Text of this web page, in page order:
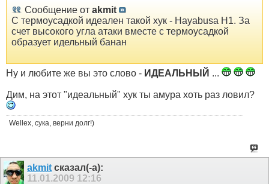
Сообщение от akmit
C термоусадкой идеален такой хук - Hayabusa H1. За
счет высокого угла атаки вместе с термоусадкой
образует идельный банан
Ну и любите же вы это слово - ИДЕАЛЬНЫЙ ...
Дим, на этот "идеальный" хук ты амура хоть раз ловил?
Wellex, сука, верни долг!)
akmit сказал(-а):
11.01.2009 12:16